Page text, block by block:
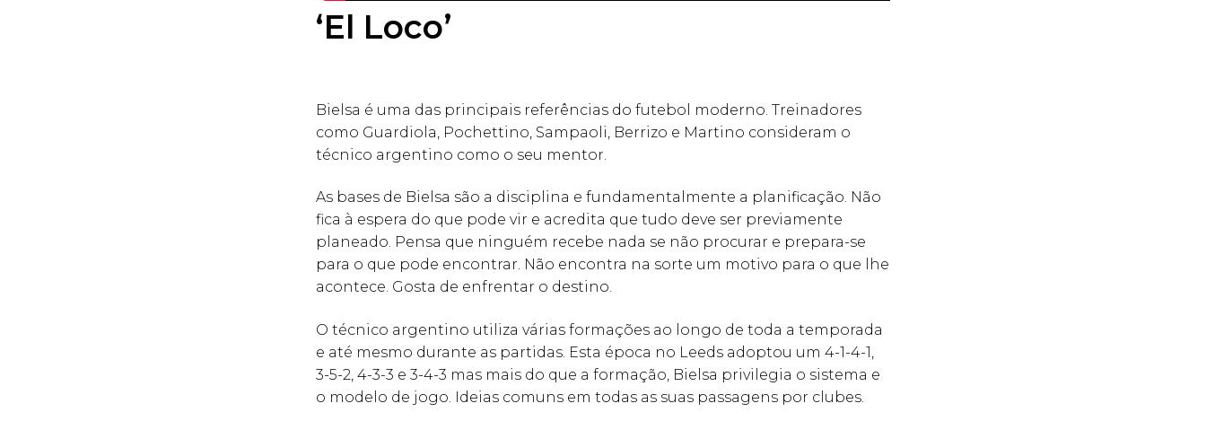
‘El Loco’
Bielsa é uma das principais referências do futebol moderno. Treinadores
como Guardiola, Pochettino, Sampaoli, Berrizo e Martino consideram o
técnico argentino como o seu mentor.
As bases de Bielsa são a disciplina e fundamentalmente a planificação. Não
fica à espera do que pode vir e acredita que tudo deve ser previamente
planeado. Pensa que ninguém recebe nada se não procurar e prepara-se
para o que pode encontrar. Não encontra na sorte um motivo para o que lhe
acontece. Gosta de enfrentar o destino.
O técnico argentino utiliza várias formações ao longo de toda a temporada
e até mesmo durante as partidas. Esta época no Leeds adoptou um 4-1-4-1,
3-5-2, 4-3-3 e 3-4-3 mas mais do que a formação, Bielsa privilegia o sistema e
o modelo de jogo. Ideias comuns em todas as suas passagens por clubes.